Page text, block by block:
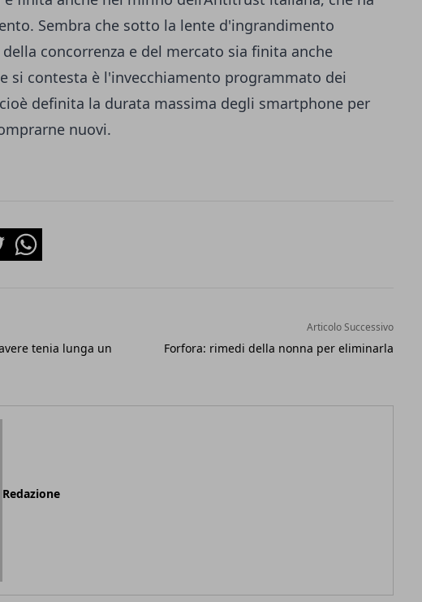
Sembra che sotto la lente d'ingrandimento
concorrenza e del mercato sia finita anche
si contesta è l'invecchiamento programmato dei
definita la durata massima degli smartphone per
nuovi.
Whatsapp
tenia lunga un
Articolo Successivo
Forfora: rimedi della nonna per eliminarla
Redazione